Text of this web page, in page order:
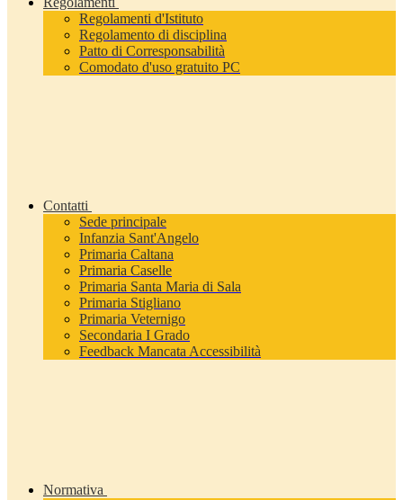
Regolamenti d'Istituto
Regolamento di disciplina
Patto di Corresponsabilità
Comodato d'uso gratuito PC
Contatti
Sede principale
Infanzia Sant'Angelo
Primaria Caltana
Primaria Caselle
Primaria Santa Maria di Sala
Primaria Stigliano
Primaria Veternigo
Secondaria I Grado
Feedback Mancata Accessibilità
Normativa